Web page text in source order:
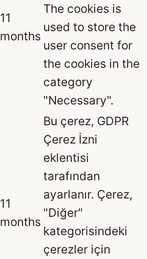
11
months
The cookies is
used to store the
user consent for
the cookies in the
category
"Necessary".
11
months
Bu çerez, GDPR
Çerez İzni
eklentisi
tarafından
ayarlanır. Çerez,
"Diğer"
kategorisindeki
çerezler için